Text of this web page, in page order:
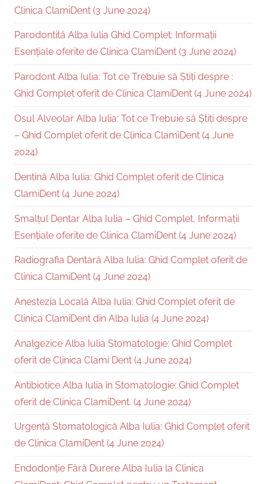
Clinica ClamiDent (3 June 2024)
Parodontită Alba Iulia Ghid Complet: Informații
Esențiale oferite de Clinica ClamiDent (3 June 2024)
Parodont Alba Iulia: Tot ce Trebuie să Știți despre :
Ghid Complet oferit de Clinica ClamiDent (4 June 2024)
Osul Alveolar Alba Iulia: Tot ce Trebuie să Știți despre
– Ghid Complet oferit de Clinica ClamiDent (4 June
2024)
Dentină Alba Iulia: Ghid Complet oferit de Clinica
ClamiDent (4 June 2024)
Smalțul Dentar Alba Iulia – Ghid Complet, Informații
Esențiale oferite de Clinica ClamiDent (4 June 2024)
Radiografia Dentară Alba Iulia: Ghid Complet oferit de
Clinica ClamiDent (4 June 2024)
Anestezia Locală Alba Iulia: Ghid Complet oferit de
Clinica ClamiDent din Alba Iulia (4 June 2024)
Analgezice Alba Iulia Stomatologie: Ghid Complet
oferit de Clinica Clami Dent (4 June 2024)
Antibiotice Alba Iulia în Stomatologie: Ghid Complet
oferit de Clinica ClamiDent. (4 June 2024)
Urgență Stomatologică Alba Iulia: Ghid Complet oferit
de Clinica ClamiDent (4 June 2024)
Endodonție Fără Durere Alba Iulia la Clinica